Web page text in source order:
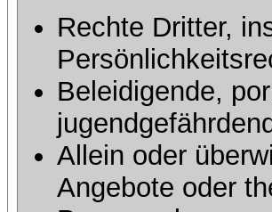
Rechte Dritter,
Beleidigende,
Allein oder
Angebote oder